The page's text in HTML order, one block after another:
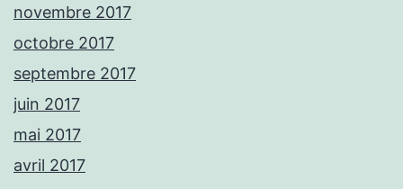
novembre 2017
octobre 2017
septembre 2017
juin 2017
mai 2017
avril 2017